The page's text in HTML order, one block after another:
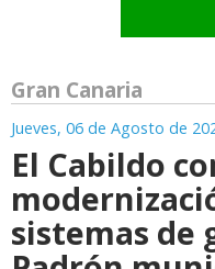
Gran Canaria
Jueves, 06 de Agosto de
El Cabildo
sistemas de